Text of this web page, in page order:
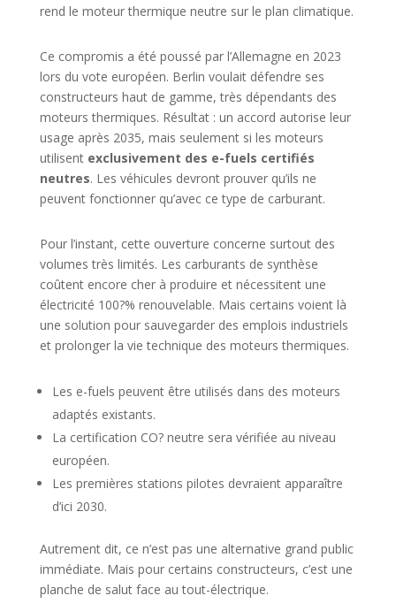
rend le moteur thermique neutre sur le plan climatique.
Ce compromis a été poussé par l’Allemagne en 2023
lors du vote européen. Berlin voulait défendre ses
constructeurs haut de gamme, très dépendants des
moteurs thermiques. Résultat : un accord autorise leur
usage après 2035, mais seulement si les moteurs
utilisent exclusivement des e-fuels certifiés
neutres. Les véhicules devront prouver qu’ils ne
peuvent fonctionner qu’avec ce type de carburant.
Pour l’instant, cette ouverture concerne surtout des
volumes très limités. Les carburants de synthèse
coûtent encore cher à produire et nécessitent une
électricité 100?% renouvelable. Mais certains voient là
une solution pour sauvegarder des emplois industriels
et prolonger la vie technique des moteurs thermiques.
Les e-fuels peuvent être utilisés dans des moteurs
adaptés existants.
La certification CO? neutre sera vérifiée au niveau
européen.
Les premières stations pilotes devraient apparaître
d’ici 2030.
Autrement dit, ce n’est pas une alternative grand public
immédiate. Mais pour certains constructeurs, c’est une
planche de salut face au tout-électrique.